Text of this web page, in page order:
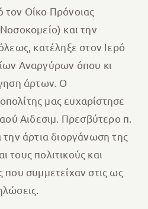
Οίκο Πρόνοιας
και την
κατέληξε στον Ιερό
Αναργύρων όπου κι
άρτων. Ο
μας ευχαρίστησε
Αιδεσιμ. Πρεσβύτερο π.
την άρτια διοργάνωση της
πολιτικούς και
που συμμετείχαν στις ως